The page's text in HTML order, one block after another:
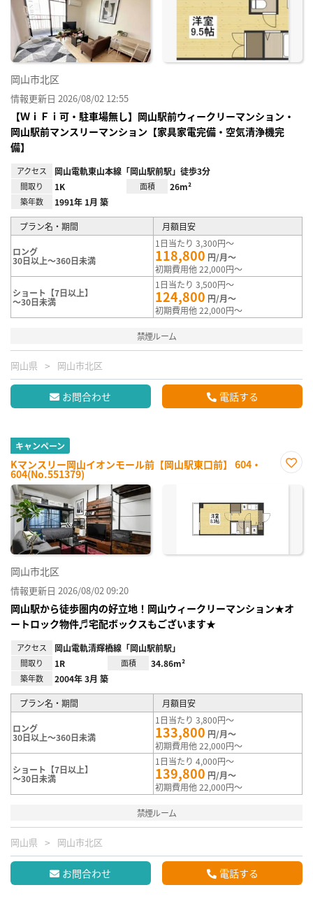
り登
岡山市北区
情報更新日 2026/08/02 12:55
【ＷｉＦｉ可・駐車場無し】岡山駅前ウィークリーマンション・
岡山駅前マンスリーマンション【家具家電完備・空気清浄機完
備】
アクセス 岡山電軌東山本線「岡山駅前駅」徒歩3分
間取り 1K 面積 26m²
築年数 1991年 1月 築
プラン名・期間 月額目安
ロング
30日以上～360日未満
1日当たり 3,300円～
118,800 円/月～
初期費用他 22,000円～
ショート【7日以上】
～30日未満
1日当たり 3,500円～
124,800 円/月～
初期費用他 22,000円～
禁煙ルーム
岡山県 岡山市北区
お問合わせ 電話する
キャンペーン
Kマンスリー岡山イオンモール前【岡山駅東口前】 604・
604(No.551379)
に入
岡山市北区
情報更新日 2026/08/02 09:20
岡山駅から徒歩圏内の好立地！岡山ウィークリーマンション★オ
ートロック物件♬宅配ボックスもございます★
アクセス 岡山電軌清輝橋線「岡山駅前駅」
間取り 1R 面積 34.86m²
築年数 2004年 3月 築
プラン名・期間 月額目安
ロング
30日以上～360日未満
1日当たり 3,800円～
133,800 円/月～
初期費用他 22,000円～
ショート【7日以上】
～30日未満
1日当たり 4,000円～
139,800 円/月～
初期費用他 22,000円～
禁煙ルーム
岡山県 岡山市北区
お問合わせ 電話する